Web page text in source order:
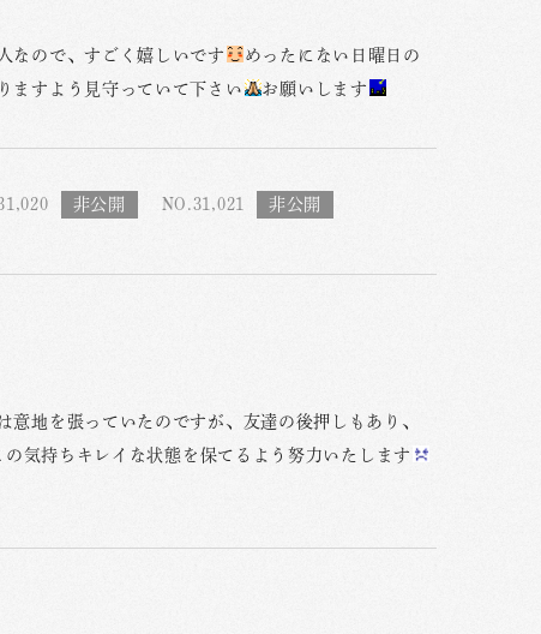
なので、すごく嬉しいです
めったにない日曜日の
ますよう見守っていて下さい お願いします
NO.31,021
意地を張っていたのですが、友達の後押しもあり、
気持ちキレイな状態を保てるよう努力いたします